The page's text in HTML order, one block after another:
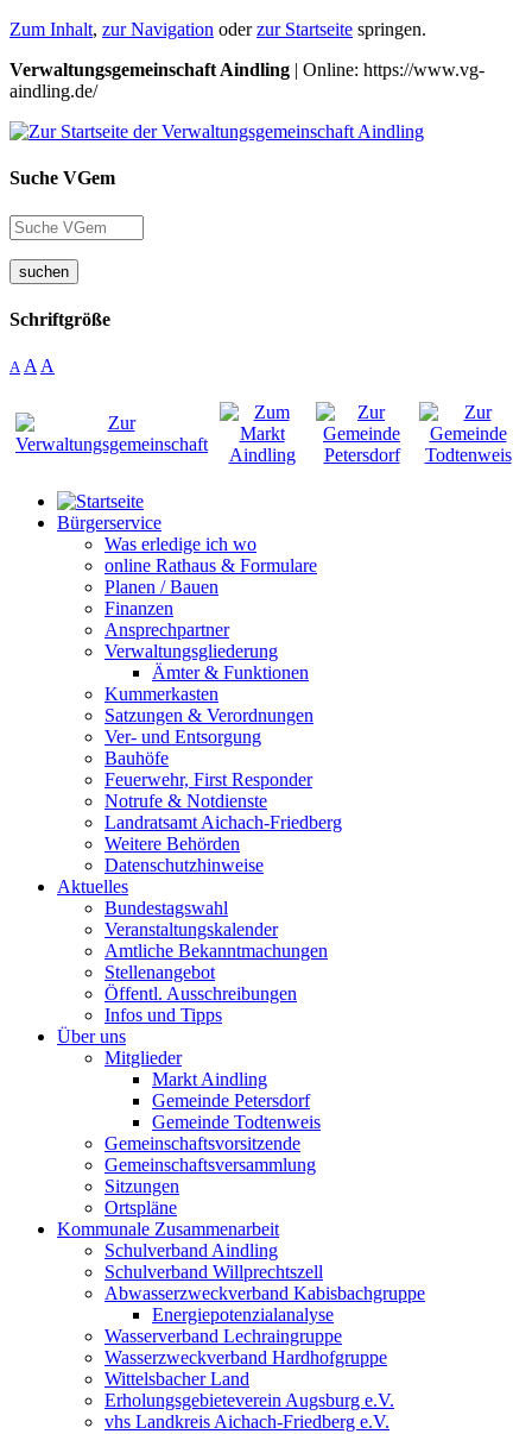
Zum Inhalt, zur Navigation oderzur Startseite springen.
Verwaltungsgemeinschaft Aindling | Online: https://www.vg-
aindling.de/
Suche VGem
suchen
Schriftgröße
A A A
Bürgerservice
Was erledige ich wo
online Rathaus & Formulare
Planen / Bauen
Finanzen
Ansprechpartner
Verwaltungsgliederung
Ämter & Funktionen
Kummerkasten
Satzungen & Verordnungen
Ver- und Entsorgung
Bauhöfe
Feuerwehr, First Responder
Notrufe & Notdienste
Landratsamt Aichach-Friedberg
Weitere Behörden
Datenschutzhinweise
Aktuelles
Bundestagswahl
Veranstaltungskalender
Amtliche Bekanntmachungen
Stellenangebot
Öffentl. Ausschreibungen
Infos und Tipps
Über uns
Mitglieder
Markt Aindling
Gemeinde Petersdorf
Gemeinde Todtenweis
Gemeinschaftsvorsitzende
Gemeinschaftsversammlung
Sitzungen
Ortspläne
Kommunale Zusammenarbeit
Schulverband Aindling
Schulverband Willprechtszell
Abwasserzweckverband Kabisbachgruppe
Energiepotenzialanalyse
Wasserverband Lechraingruppe
Wasserzweckverband Hardhofgruppe
Wittelsbacher Land
Erholungsgebieteverein Augsburg e.V.
vhs Landkreis Aichach-Friedberg e.V.